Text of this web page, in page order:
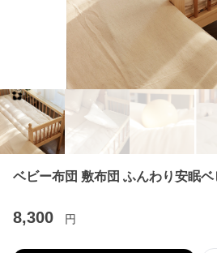
ベビー布団 敷布団 ふんわり安眠ベ
8,300 円